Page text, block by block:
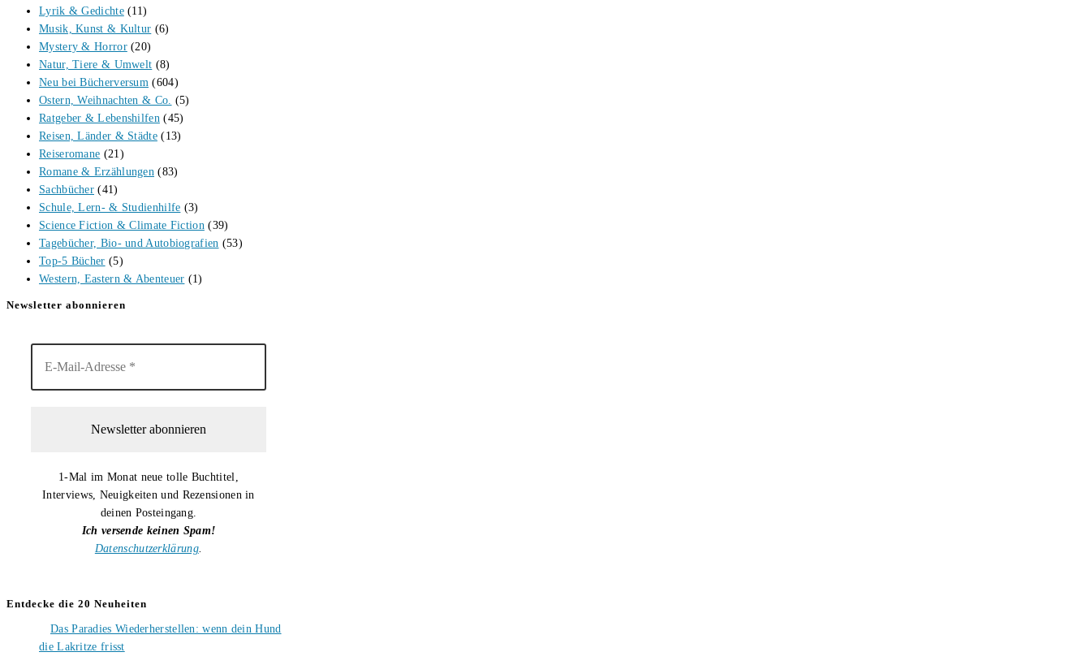
Lyrik & Gedichte (11)
Musik, Kunst & Kultur (6)
Mystery & Horror (20)
Natur, Tiere & Umwelt (8)
Neu bei Bücherversum (604)
Ostern, Weihnachten & Co. (5)
Ratgeber & Lebenshilfen (45)
Reisen, Länder & Städte (13)
Reiseromane (21)
Romane & Erzählungen (83)
Sachbücher (41)
Schule, Lern- & Studienhilfe (3)
Science Fiction & Climate Fiction (39)
Tagebücher, Bio- und Autobiografien (53)
Top-5 Bücher (5)
Western, Eastern & Abenteuer (1)
Newsletter abonnieren
1-Mal im Monat neue tolle Buchtitel,
Interviews, Neuigkeiten und Rezensionen in
deinen Posteingang.
Ich versende keinen Spam!
Datenschutzerklärung.
Entdecke die 20 Neuheiten
Das Paradies Wiederherstellen: wenn dein Hund
die Lakritze frisst